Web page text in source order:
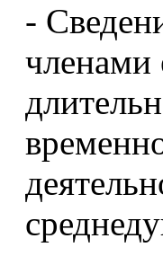
-
членами